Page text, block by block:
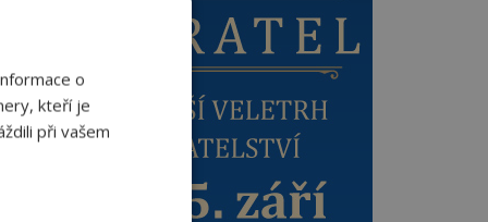
o
kteří je
při vašem